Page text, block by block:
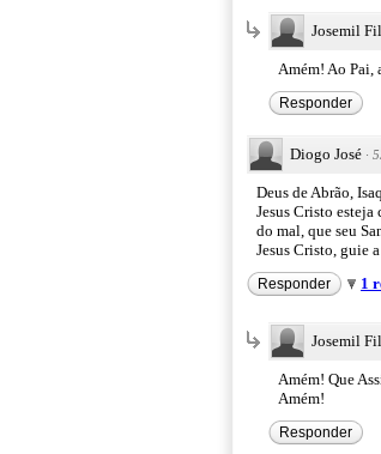
Josemil
Amém! Ao Pai,
Responder
Diogo José ·
Deus de Abrão,
Jesus Cristo
do mal, que seu
Jesus Cristo, guie
Responder 1
Josemil
Amém! Que
Amém!
Responder